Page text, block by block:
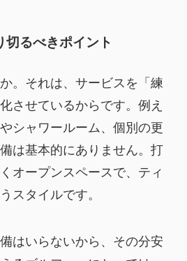
切るべきポイント
。それは、サービスを「練
させているからです。例え
シャワールーム、個別の更
は基本的にありません。打
オープンスペースで、ティ
スタイルです。
はいらないから、その分安